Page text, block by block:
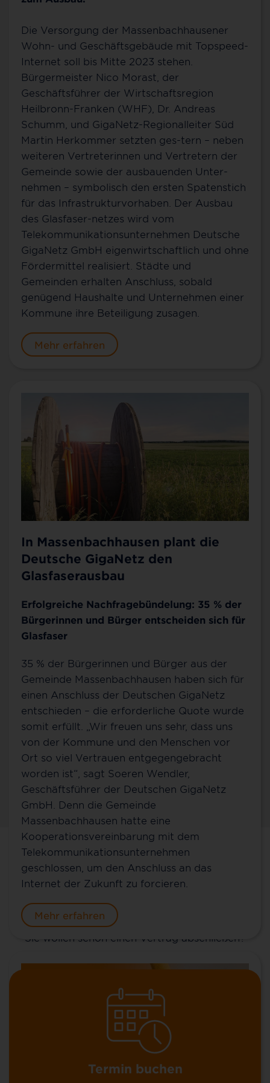
Die Versorgung der Massenbachhausener
Wohn- und Geschäftsgebäude mit Topspeed-
Internet soll bis Mitte 2023 stehen.
Bürgermeister Nico Morast, der
Geschäftsführer der Wirtschaftsregion
Heilbronn-Franken (WHF), Dr. Andreas
Schumm, und GigaNetz-Regionalleiter Süd
Martin Herkommer setzten ges-tern – neben
weiteren Vertreterinnen und Vertretern der
Gemeinde sowie der ausbauenden Unter-
nehmen – symbolisch den ersten Spatenstich
für das Infrastrukturvorhaben. Der Ausbau
des Glasfaser-netzes wird vom
Telekommunikationsunternehmen Deutsche
GigaNetz GmbH eigenwirtschaftlich und ohne
Fördermittel realisiert. Städte und
Gemeinden erhalten Anschluss, sobald
genügend Haushalte und Unternehmen einer
Kommune ihre Beteiligung zusagen.
Mehr erfahren
In Massenbachhausen plant die
Deutsche GigaNetz den
Glasfaserausbau
Erfolgreiche Nachfragebündelung: 35 % der
Bürgerinnen und Bürger entscheiden sich für
Glasfaser
35 % der Bürgerinnen und Bürger aus der
Gemeinde Massenbachhausen haben sich für
einen Anschluss der Deutschen GigaNetz
entschieden – die erforderliche Quote wurde
somit erfüllt. „Wir freuen uns sehr, dass uns
von der Kommune und den Menschen vor
Ort so viel Vertrauen entgegengebracht
worden ist“, sagt Soeren Wendler,
Geschäftsführer der Deutschen GigaNetz
GmbH. Denn die Gemeinde
Massenbachhausen hatte eine
Kooperationsvereinbarung mit dem
Telekommunikationsunternehmen
geschlossen, um den Anschluss an das
Internet der Zukunft zu forcieren.
Mehr erfahren
Kontakt für Massenbachhausen
Sie möchten mehr über 100 % Glasfaser bis ins
Zuhause (FTTH), über unsere günstigen MyNet-
Tarife und unsere Zusatzoptionen erfahren? Oder
Sie wollen schon einen Vertrag abschließen?
Termin buchen